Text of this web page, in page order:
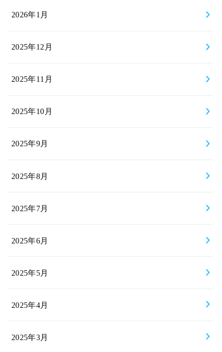
2026年1月
2025年12月
2025年11月
2025年10月
2025年9月
2025年8月
2025年7月
2025年6月
2025年5月
2025年4月
2025年3月